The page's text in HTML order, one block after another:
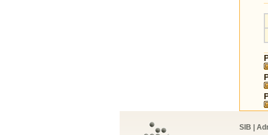
SIB |